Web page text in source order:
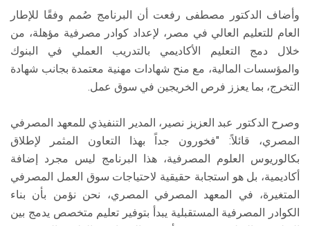
وأضاف الدكتور مصطفى رفعت أن البرنامج صُمم وفقًا للإطار
العام للتعليم العالي في مصر، لإعداد كوادر مصرفية مؤهلة، من
خلال دمج التعليم الأكاديمي بالتدريب العملي في البنوك
والمؤسسات المالية، مع منح شهادات مهنية معتمدة بجانب شهادة
التخرج، بما يعزز فرص الخريجين في سوق عمل.
وصرح الدكتور عبد العزيز نصير، المدير التنفيذي للمعهد المصرفي
المصري، قائلاً: "فخورون جداً بهذا التعاون المثمر لإطلاق
بكالوريوس العلوم المصرفية، هذا البرنامج ليس مجرد إضافة
أكاديمية، بل هو استجابة حقيقية لاحتياجات سوق العمل المصرفي
المتغيرة، في المعهد المصرفي المصري، نحن نؤمن بأن بناء
الكوادر المصرفية المستقبلية يبدأ بتوفير تعليم متخصص يدمج بين